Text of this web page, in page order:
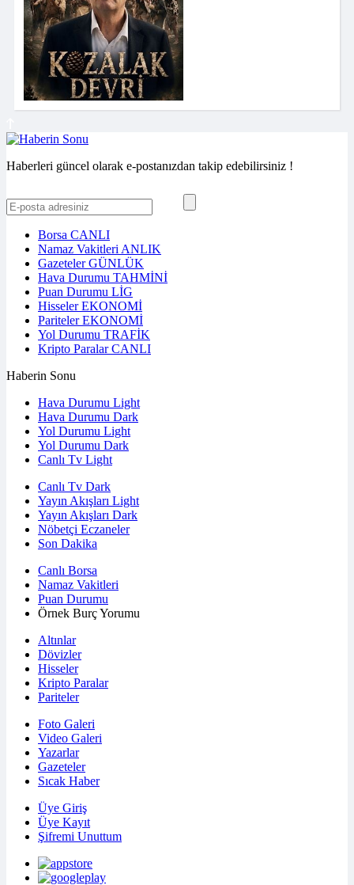
Haberleri güncel olarak e-postanızdan takip edebilirsiniz !
Borsa CANLI
Namaz Vakitleri ANLIK
GazetelerGÜNLÜK
Hava Durumu TAHMİNİ
Puan Durumu LİG
HisselerEKONOMİ
ParitelerEKONOMİ
Yol Durumu TRAFİK
Kripto ParalarCANLI
Haberin Sonu
Hava Durumu Light
Hava Durumu Dark
Yol Durumu Light
Yol Durumu Dark
Canlı Tv Light
Canlı Tv Dark
Yayın Akışları Light
Yayın Akışları Dark
Nöbetçi Eczaneler
Son Dakika
Canlı Borsa
Namaz Vakitleri
Puan Durumu
Örnek Burç Yorumu
Altınlar
Dövizler
Hisseler
Kripto Paralar
Pariteler
Foto Galeri
Video Galeri
Yazarlar
Gazeteler
Sıcak Haber
Üye Giriş
Üye Kayıt
Şifremi Unuttum